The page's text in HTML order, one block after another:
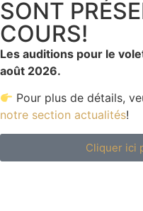
SONT
COURS!
Les auditions pour le
août 2026.
Pour plus de détails,
notre section actualités!
Cliquer ici